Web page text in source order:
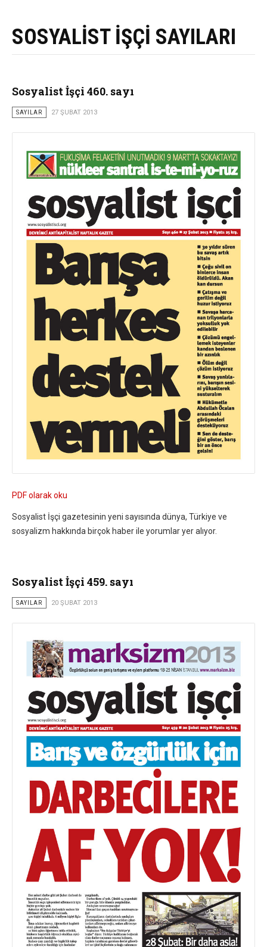
SOSYALİST İŞÇİ SAYILARI
Sosyalist İşçi 460. sayı
SAYILAR 27 ŞUBAT 2013
PDF olarak oku
Sosyalist İşçi gazetesinin yeni sayısında dünya, Türkiye ve
sosyalizm hakkında birçok haber ile yorumlar yer alıyor.
Sosyalist İşçi 459. sayı
SAYILAR 20 ŞUBAT 2013